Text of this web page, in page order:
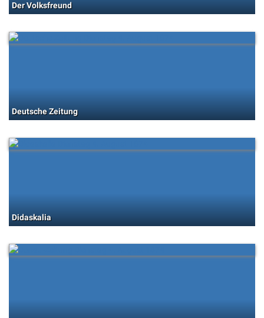
Der Volksfreund
Deutsche Zeitung
Didaskalia